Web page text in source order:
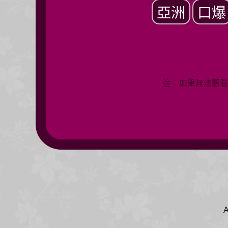
亞洲 口爆
注：如果無法觀